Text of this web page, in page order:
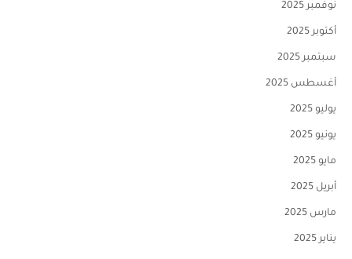
نوفمبر 2025
أكتوبر 2025
سبتمبر 2025
أغسطس 2025
يوليو 2025
يونيو 2025
مايو 2025
أبريل 2025
مارس 2025
يناير 2025